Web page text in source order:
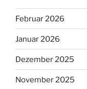
Februar 2026
Januar 2026
Dezember 2025
November 2025